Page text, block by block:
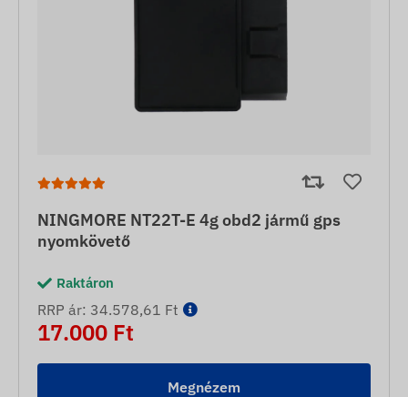
NINGMORE NT22T-E 4g obd2 jármű gps
nyomkövető
Raktáron
RRP ár: 34.578,61 Ft
17.000 Ft
Megnézem